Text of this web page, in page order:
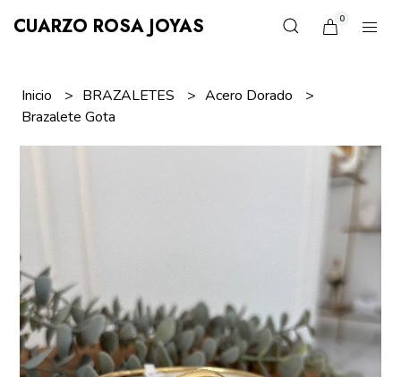
CUARZO ROSA JOYAS 0
Inicio BRAZALETES
Acero Dorado
Brazalete Gota